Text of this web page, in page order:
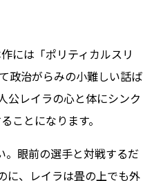
には「ポリティカルスリ
政治がらみの小難しい話ば
公レイラの心と体にシンク
ことになります。
。眼前の選手と対戦するだ
に、レイラは畳の上でも外